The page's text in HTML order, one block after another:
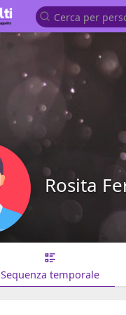
Rosita
Sequenza temporale